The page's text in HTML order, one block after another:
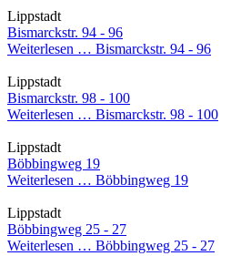
Lippstadt
Bismarckstr. 94 - 96
Weiterlesen … Bismarckstr. 94 - 96
Lippstadt
Bismarckstr. 98 - 100
Weiterlesen … Bismarckstr. 98 - 100
Lippstadt
Böbbingweg 19
Weiterlesen … Böbbingweg 19
Lippstadt
Böbbingweg 25 - 27
Weiterlesen … Böbbingweg 25 - 27